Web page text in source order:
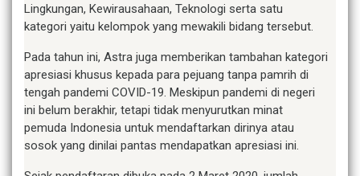
Lingkungan, Kewirausahaan, Teknologi serta satu
kategori yaitu kelompok yang mewakili bidang tersebut.
Pada tahun ini, Astra juga memberikan tambahan kategori
apresiasi khusus kepada para pejuang tanpa pamrih di
tengah pandemi COVID-19. Meskipun pandemi di negeri
ini belum berakhir, tetapi tidak menyurutkan minat
pemuda Indonesia untuk mendaftarkan dirinya atau
sosok yang dinilai pantas mendapatkan apresiasi ini.